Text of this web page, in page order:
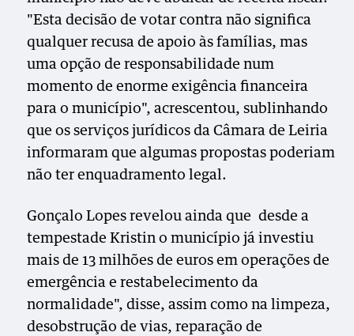
"Esta decisão de votar contra não significa
qualquer recusa de apoio às famílias, mas
uma opção de responsabilidade num
momento de enorme exigência financeira
para o município", acrescentou, sublinhando
que os serviços jurídicos da Câmara de Leiria
informaram que algumas propostas poderiam
não ter enquadramento legal.
Gonçalo Lopes revelou ainda que desde a
tempestade Kristin o município já investiu
mais de 13 milhões de euros em operações de
emergência e restabelecimento da
normalidade", disse, assim como na limpeza,
desobstrução de vias, reparação de